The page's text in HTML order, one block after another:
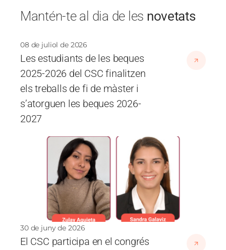
Mantén-te al dia de les novetats
08 de juliol de 2026
Les estudiants de les beques
2025-2026 del CSC finalitzen
els treballs de fi de màster i
s’atorguen les beques 2026-
2027
Imatge
30 de juny de 2026
El CSC participa en el congrés